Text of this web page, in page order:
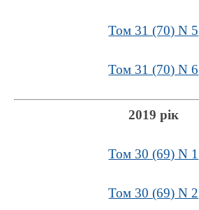
Том 31 (70) N 5
Том 31 (70) N 6
2019 рік
Том 30 (69) N 1
Том 30 (69) N 2